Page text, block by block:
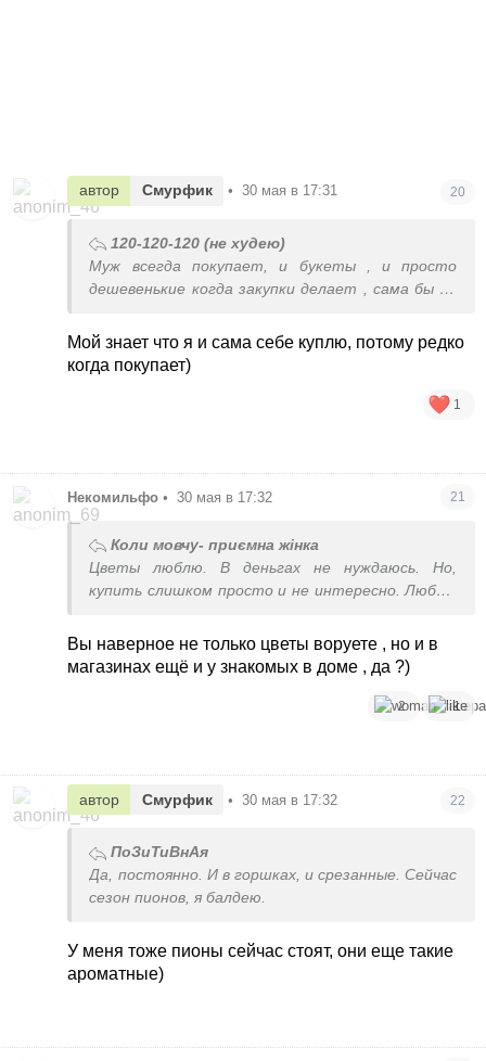
автор Смурфик • 30 мая в 17:31 20
120-120-120 (не худею)
Муж всегда покупает, и букеты , и просто
дешевенькие когда закупки делает , сама бы не
Мой знает что я и сама себе куплю, потому редко
когда покупает)
1
Некомильфо • 30 мая в 17:32 21
Коли мовчу- приємна жінка
Цветы люблю. В деньгах не нуждаюсь. Но,
купить слишком просто и не интересно. Люблю
поле, но только не покупать.
Вы наверное не только цветы воруете , но и в
магазинах ещё и у знакомых в доме , да ?)
2 1
автор Смурфик • 30 мая в 17:32 22
ПоЗиТиВнАя
Да, постоянно. И в горшках, и срезанные. Сейчас
сезон пионов, я балдею.
У меня тоже пионы сейчас стоят, они еще такие
ароматные)